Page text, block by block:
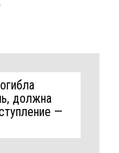
должна
—